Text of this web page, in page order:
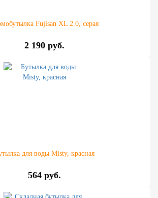
Fujisan XL 2.0, серая
2 190 руб.
для воды Misty, красная
564 руб.